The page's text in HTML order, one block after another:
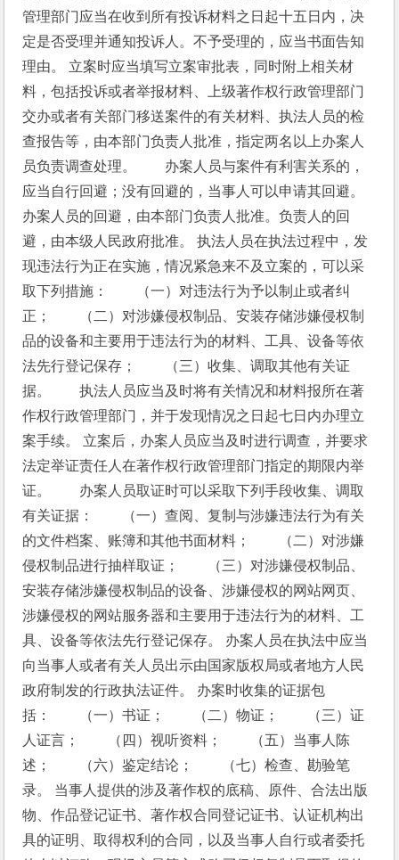
管理部门应当在收到所有投诉材料之日起十五日内，决
定是否受理并通知投诉人。不予受理的，应当书面告知
理由。 立案时应当填写立案审批表，同时附上相关材
料，包括投诉或者举报材料、上级著作权行政管理部门
交办或者有关部门移送案件的有关材料、执法人员的检
查报告等，由本部门负责人批准，指定两名以上办案人
员负责调查处理。　　办案人员与案件有利害关系的，
应当自行回避；没有回避的，当事人可以申请其回避。
办案人员的回避，由本部门负责人批准。负责人的回
避，由本级人民政府批准。 执法人员在执法过程中，发
现违法行为正在实施，情况紧急来不及立案的，可以采
取下列措施：　　（一）对违法行为予以制止或者纠
正；　　（二）对涉嫌侵权制品、安装存储涉嫌侵权制
品的设备和主要用于违法行为的材料、工具、设备等依
法先行登记保存；　　（三）收集、调取其他有关证
据。　　执法人员应当及时将有关情况和材料报所在著
作权行政管理部门，并于发现情况之日起七日内办理立
案手续。 立案后，办案人员应当及时进行调查，并要求
法定举证责任人在著作权行政管理部门指定的期限内举
证。　　办案人员取证时可以采取下列手段收集、调取
有关证据：　　（一）查阅、复制与涉嫌违法行为有关
的文件档案、账簿和其他书面材料；　　（二）对涉嫌
侵权制品进行抽样取证；　　（三）对涉嫌侵权制品、
安装存储涉嫌侵权制品的设备、涉嫌侵权的网站网页、
涉嫌侵权的网站服务器和主要用于违法行为的材料、工
具、设备等依法先行登记保存。 办案人员在执法中应当
向当事人或者有关人员出示由国家版权局或者地方人民
政府制发的行政执法证件。 办案时收集的证据包
括：　　（一）书证；　　（二）物证；　　（三）证
人证言；　　（四）视听资料；　　（五）当事人陈
述；　　（六）鉴定结论；　　（七）检查、勘验笔
录。 当事人提供的涉及著作权的底稿、原件、合法出版
物、作品登记证书、著作权合同登记证书、认证机构出
具的证明、取得权利的合同，以及当事人自行或者委托